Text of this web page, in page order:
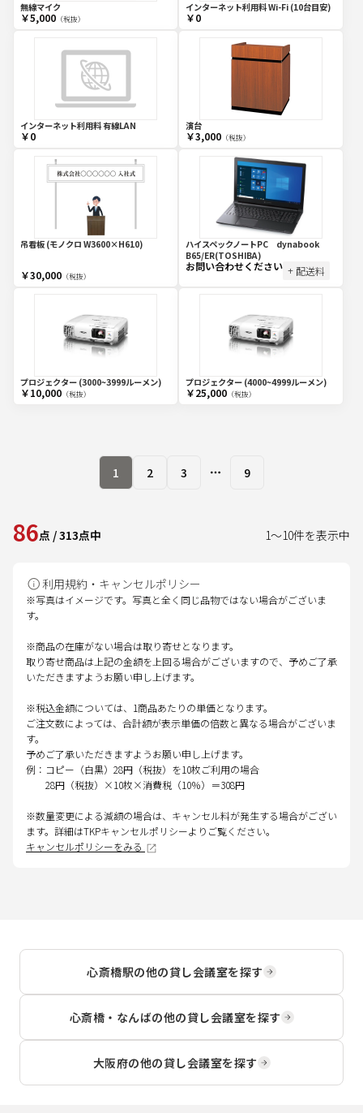
無線マイク
￥5,000（税抜）
インターネット利用料 Wi-Fi (10台目安)
￥0
インターネット利用料 有線LAN
￥0
演台
￥3,000（税抜）
吊看板 (モノクロ W3600×H610)
￥30,000（税抜）
ハイスペックノートPC dynabook
B65/ER(TOSHIBA)
お問い合わせください + 配送料
プロジェクター (3000~3999ルーメン)
￥10,000（税抜）
プロジェクター (4000~4999ルーメン)
￥25,000（税抜）
1 2 3 More pages
9
86点 /313点中 1～10件を表示中
利用規約・キャンセルポリシー
※写真はイメージです。写真と全く同じ品物ではない場合がございま
す。
※商品の在庫がない場合は取り寄せとなります。
取り寄せ商品は上記の金額を上回る場合がございますので、予めご了承
いただきますようお願い申し上げます。
※税込金額については、1商品あたりの単価となります。
ご注文数によっては、合計額が表示単価の倍数と異なる場合がございま
す。
予めご了承いただきますようお願い申し上げます。
例：コピー（白黒）28円（税抜）を10枚ご利用の場合
28円（税抜）×10枚×消費税（10％）＝308円
※数量変更による減額の場合は、キャンセル料が発生する場合がござい
ます。詳細はTKPキャンセルポリシーよりご覧ください。
キャンセルポリシーをみる
心斎橋駅の他の貸し会議室を探す
心斎橋・なんばの他の貸し会議室を探す
大阪府の他の貸し会議室を探す